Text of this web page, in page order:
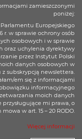
zamieszczonymi
poniżej:
Parlamentu Europejskiego
r. w sprawie ochrony osób
osobowych i w sprawie
oraz uchylenia dyrektywy
przez Instytut Polski
danych osobowych w
z subskrypcją newslettera.
em się z informacjami
informacyjnego
moich danych
mi prawa, o
mowa w art. 15 – 20 RODO.
Więcej informacji